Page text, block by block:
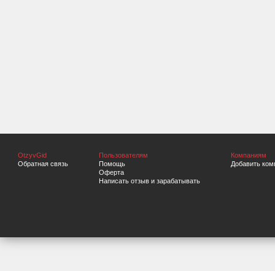
OtzyvGid
Обратная связь
Пользователям
Помощь
Оферта
Написать отзыв и зарабатывать
Компаниям
Добавить